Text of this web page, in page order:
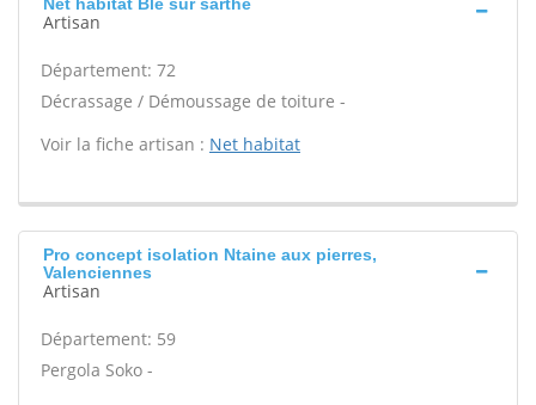
Artisan
Département: 72
Décrassage / Démoussage de toiture -
Voir la fiche artisan : Net habitat
Pro concept isolation Ntaine aux pierres,
Valenciennes
Artisan
Département: 59
Pergola Soko -